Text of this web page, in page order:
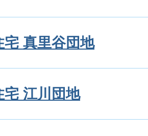
宅 真里谷団地
宅 江川団地